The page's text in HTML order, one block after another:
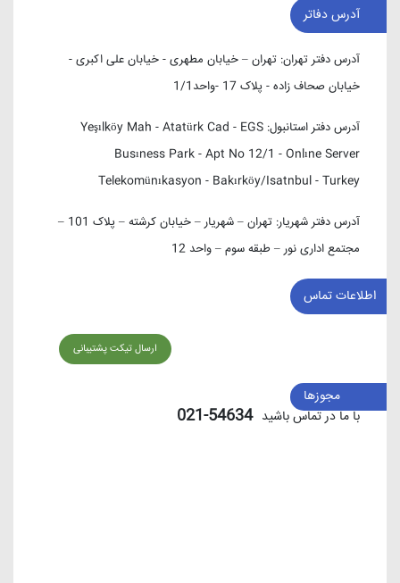
آدرس دفاتر
آدرس دفتر تهران: تهران – خیابان مطهری - خیابان علی اکبری -
خیابان صحاف زاده - پلاک 17 -واحد1/1
آدرس دفتر استانبول: Yeşılköy Mah - Atatürk Cad - EGS
Busıness Park - Apt No 12/1 - Onlıne Server
Telekomünıkasyon - Bakırköy/Isatnbul - Turkey
آدرس دفتر شهریار:
تهران – شهریار – خیابان کرشته – پلاک 101 –
مجتمع اداری نور – طبقه سوم – واحد 12
اطلاعات تماس
ارسال تیکت پشتیبانی
با ما در تماس باشید 54634-021
مجوزها